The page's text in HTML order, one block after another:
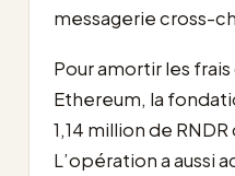
messagerie cross-
Pour amortir les
Ethereum, la
1,14 million de
L’opération a aussi